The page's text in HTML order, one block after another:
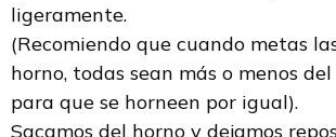
ligeramente.
(Recomiendo que cuando metas
horno, todas sean más o menos
para que se horneen por igual).
Sacamos del horno y dejamos